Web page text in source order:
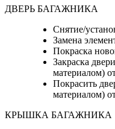
ДВЕРЬ БАГАЖНИКА
Снятие/
Замена
Покраска
Закраска
материалом)
Покрасить
материалом)
КРЫШКА БАГАЖНИКА